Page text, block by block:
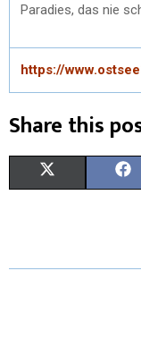
Paradies, das nie
https://
Share this
W